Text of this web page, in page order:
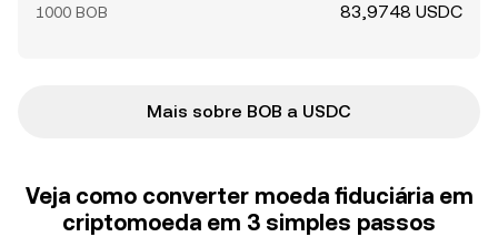
1000 BOB 83,9748 USDC
Mais sobre BOB a USDC
Veja como converter moeda fiduciária em
criptomoeda em 3 simples passos